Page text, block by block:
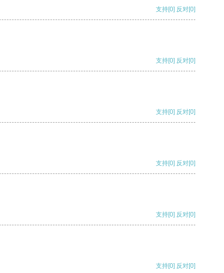
支持[0] 反对[0]
支持[0] 反对[0]
支持[0] 反对[0]
支持[0] 反对[0]
支持[0] 反对[0]
支持[0] 反对[0]